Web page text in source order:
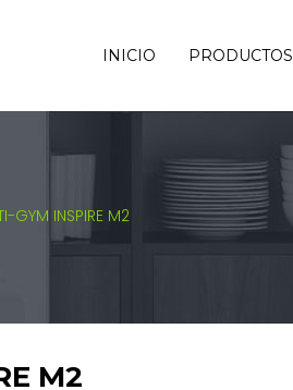
INICIO PRODUCTOS
GYM INSPIRE M2
M2